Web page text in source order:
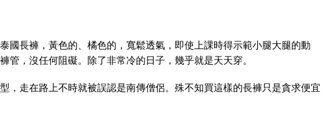
國長褲，黃色的、橘色的，寬鬆透氣，即使上課時得示範小腿大腿的動
管，沒任何阻礙。除了非常冷的日子，幾乎就是天天穿。
，走在路上不時就被誤認是南傳僧侶。殊不知買這樣的長褲只是貪求便宜